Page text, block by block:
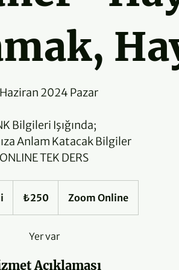
2024 Pazar
Bilgileri Işığında;
Anlam Katacak Bilgiler
ONLINE TEK DERS
o
lirası₺250 Zoom Online
Yer var
Açıklaması